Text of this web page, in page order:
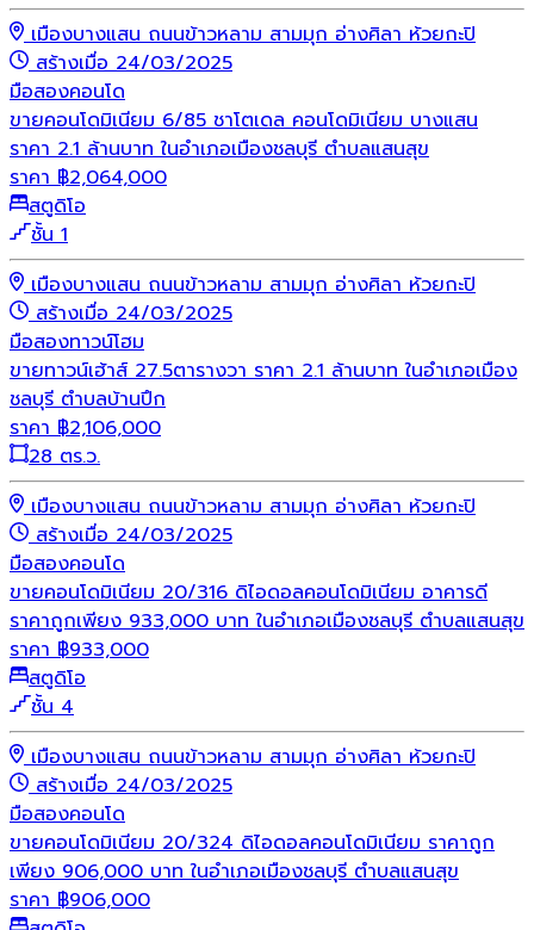
เมืองบางแสน ถนนข้าวหลาม สามมุก อ่างศิลา ห้วยกะปิ
สร้างเมื่อ 24/03/2025
มือสองคอนโด
ขายคอนโดมิเนียม 6/85 ชาโตเดล คอนโดมิเนียม บางแสน
ราคา 2.1 ล้านบาท ในอำเภอเมืองชลบุรี ตำบลแสนสุข
ราคา ฿2,064,000
สตูดิโอ
ชั้น 1
เมืองบางแสน ถนนข้าวหลาม สามมุก อ่างศิลา ห้วยกะปิ
สร้างเมื่อ 24/03/2025
มือสองทาวน์โฮม
ขายทาวน์เฮ้าส์ 27.5ตารางวา ราคา 2.1 ล้านบาท ในอำเภอเมือง
ชลบุรี ตำบลบ้านปึก
ราคา ฿2,106,000
28 ตร.ว.
เมืองบางแสน ถนนข้าวหลาม สามมุก อ่างศิลา ห้วยกะปิ
สร้างเมื่อ 24/03/2025
มือสองคอนโด
ขายคอนโดมิเนียม 20/316 ดิไอดอลคอนโดมิเนียม อาคารดี
ราคาถูกเพียง 933,000 บาท ในอำเภอเมืองชลบุรี ตำบลแสนสุข
ราคา ฿933,000
สตูดิโอ
ชั้น 4
เมืองบางแสน ถนนข้าวหลาม สามมุก อ่างศิลา ห้วยกะปิ
สร้างเมื่อ 24/03/2025
มือสองคอนโด
ขายคอนโดมิเนียม 20/324 ดิไอดอลคอนโดมิเนียม ราคาถูก
เพียง 906,000 บาท ในอำเภอเมืองชลบุรี ตำบลแสนสุข
ราคา ฿906,000